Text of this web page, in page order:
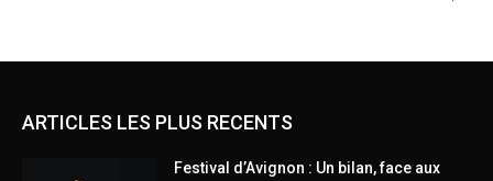
ARTICLES LES PLUS RECENTS
Festival d’Avignon : Un bilan, face aux